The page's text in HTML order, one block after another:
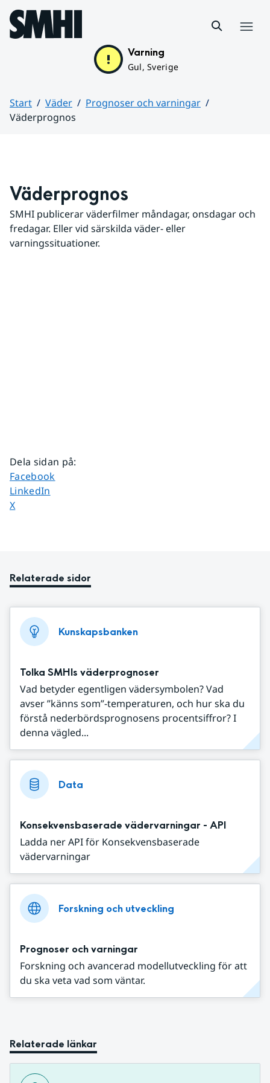
Hoppa till sidans innehåll
Varning
Gul, Sverige
Start Väder
Prognoser och varningar
Väderprognos
Väderprognos
SMHI publicerar väderfilmer måndagar, onsdagar och
fredagar. Eller vid särskilda väder- eller
varningssituationer.
Dela sidan på:
Dela sidan på
Facebook
Dela sidan på
LinkedIn
Dela sidan på
X
Relaterade sidor
Kunskapsbanken
Tolka SMHIs väderprognoser
Vad betyder egentligen vädersymbolen? Vad
avser ”känns som”-temperaturen, och hur ska du
förstå nederbördsprognosens procentsiffror? I
denna vägled...
Data
Konsekvensbaserade vädervarningar - API
Ladda ner API för Konsekvensbaserade
vädervarningar
Forskning och utveckling
Prognoser och varningar
Forskning och avancerad modellutveckling för att
du ska veta vad som väntar.
Relaterade länkar